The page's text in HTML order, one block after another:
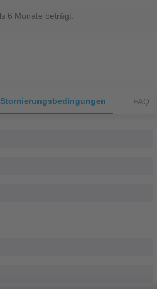
6 Monate beträgt.
Stornierungsbedingungen FAQ